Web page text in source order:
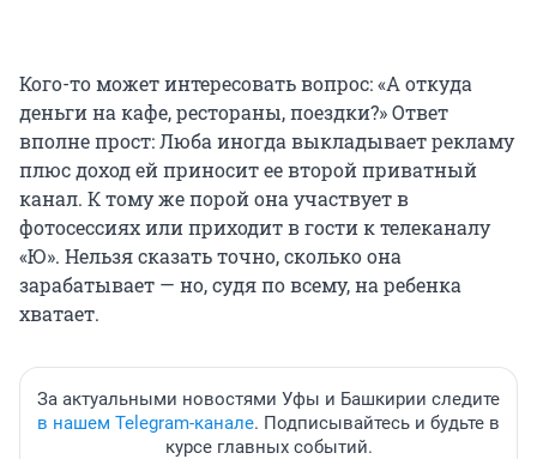
Кого-то может интересовать вопрос: «А откуда
деньги на кафе, рестораны, поездки?» Ответ
вполне прост: Люба иногда выкладывает рекламу
плюс доход ей приносит ее второй приватный
канал. К тому же порой она участвует в
фотосессиях или приходит в гости к телеканалу
«Ю». Нельзя сказать точно, сколько она
зарабатывает — но, судя по всему, на ребенка
хватает.
За актуальными новостями Уфы и Башкирии следите
в нашем Telegram-канале. Подписывайтесь и будьте в
курсе главных событий.